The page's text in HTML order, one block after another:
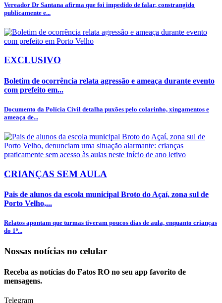
Vereador Dr Santana afirma que foi impedido de falar, constrangido
publicamente e...
EXCLUSIVO
Boletim de ocorrência relata agressão e ameaça durante evento
com prefeito em...
Documento da Polícia Civil detalha puxões pelo colarinho, xingamentos e
ameaça de...
CRIANÇAS SEM AULA
Pais de alunos da escola municipal Broto do Açaí, zona sul de
Porto Velho,...
Relatos apontam que turmas tiveram poucos dias de aula, enquanto crianças
do 1º...
Nossas notícias no celular
Receba as notícias do Fatos RO no seu app favorito de
mensagens.
Telegram